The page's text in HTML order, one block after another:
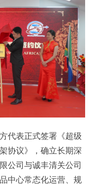
代表正式签署《超级
协议》，确立长期深
公司与诚丰清关公司
中心常态化运营、规